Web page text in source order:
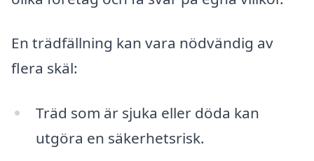
En trädfällning kan vara nödvändig av
flera skäl:
Träd som är sjuka eller döda kan
utgöra en säkerhetsrisk.